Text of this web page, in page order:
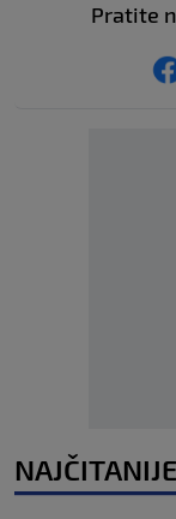
Pratite
NAJČITANIJE